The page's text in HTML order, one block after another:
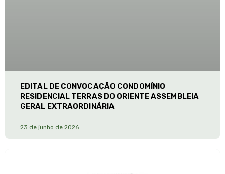
EDITAL DE CONVOCAÇÃO CONDOMÍNIO
RESIDENCIAL TERRAS DO ORIENTE ASSEMBLEIA
GERAL EXTRAORDINÁRIA
23 de junho de 2026